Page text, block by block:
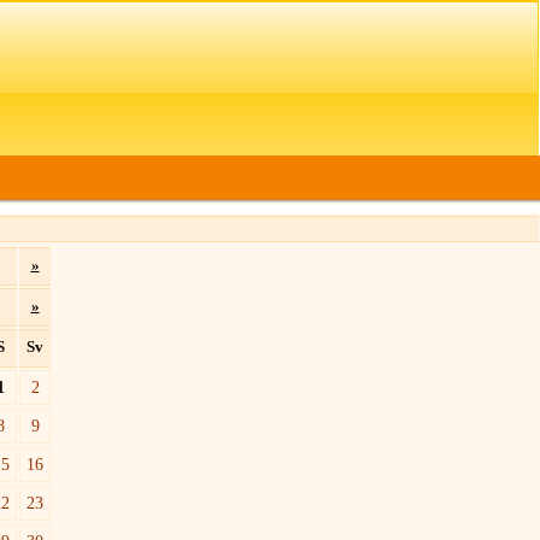
»
»
Sv
2
9
16
23